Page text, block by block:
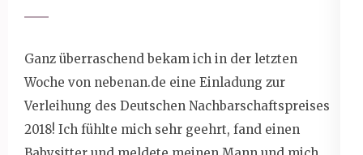
Ganz überraschend bekam ich in der letzten
Woche von nebenan.de eine Einladung zur
Verleihung des Deutschen Nachbarschaftspreises
2018! Ich fühlte mich sehr geehrt, fand einen